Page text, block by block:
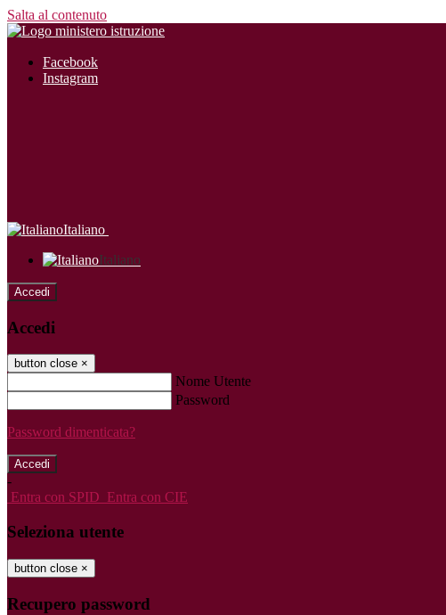
Salta al contenuto
Facebook
Instagram
Italiano
Italiano
Accedi
Accedi
button close ×
Nome Utente
Password
Password dimenticata?
-
Entra con SPID Entra con CIE
Seleziona utente
button close ×
Recupero password